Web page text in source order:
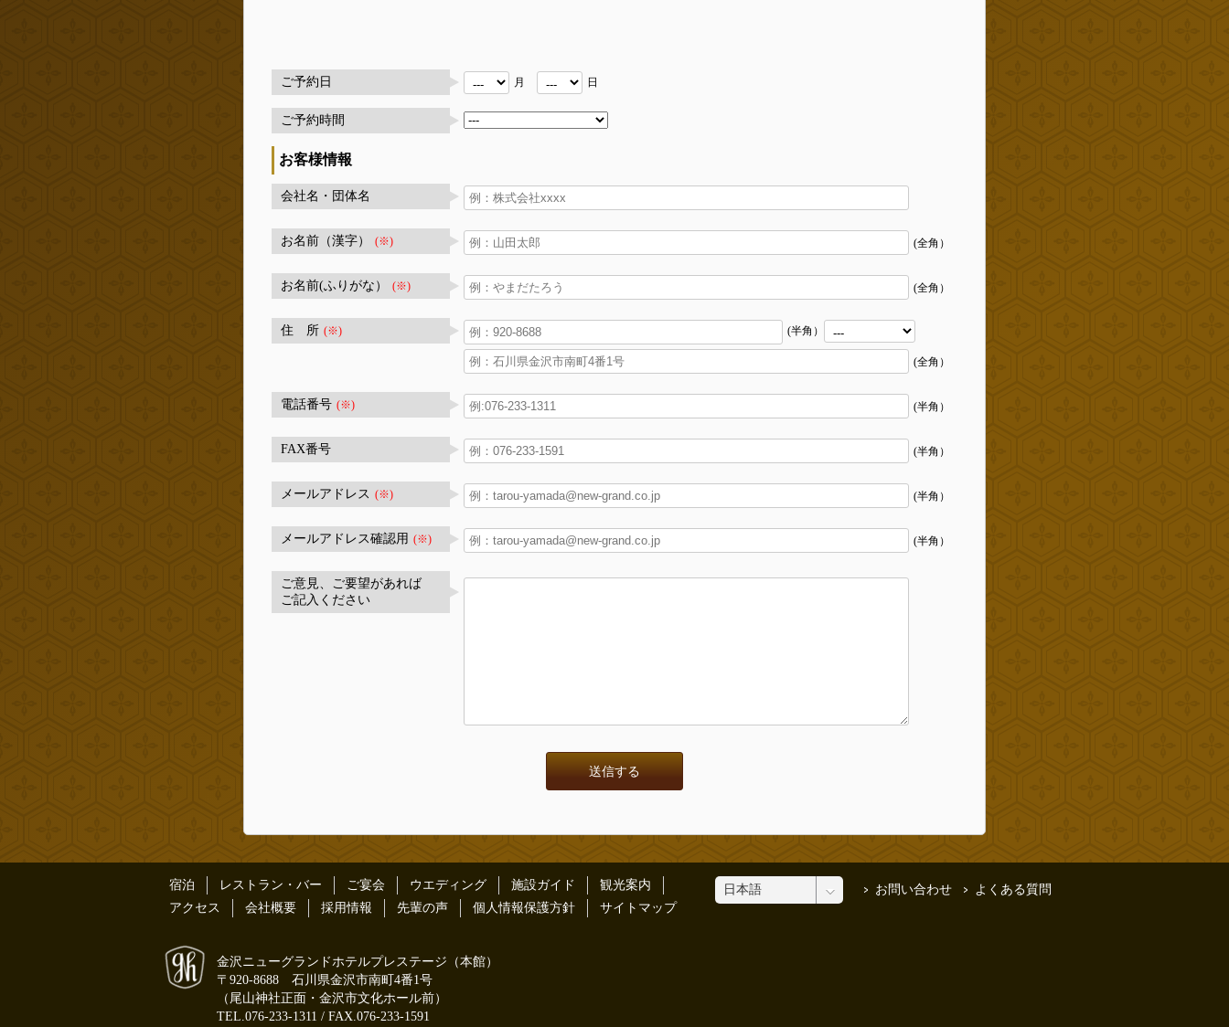
ご予約日 月 日
ご予約時間
お客様情報
会社名・団体名
お名前（漢字） (※) (全角）
お名前(ふりがな） (※) (全角）
住 所 (※) (半角）
(全角）
電話番号 (※) (半角）
FAX番号 (半角）
メールアドレス (※) (半角）
メールアドレス確認用 (※) (半角）
ご意見、ご要望があれば
ご記入ください
宿泊 レストラン・バー ご宴会 ウエディング 施設ガイド
観光案内
アクセス
会社概要 採用情報 先輩の声 個人情報保護方針 サイトマップ
お問い合わせ よくある質問
金沢ニューグランドホテルプレステージ（本館）
〒920-8688 石川県金沢市南町4番1号
（尾山神社正面・金沢市文化ホール前）
TEL.076-233-1311 / FAX.076-233-1591